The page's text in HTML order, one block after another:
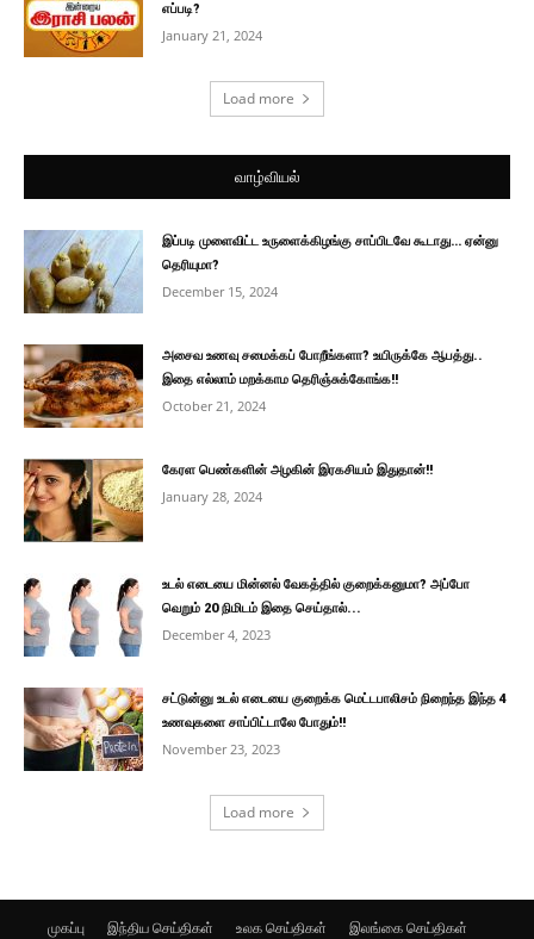
எப்படி?
January 21, 2024
Load more
வாழ்வியல்
இப்படி முளைவிட்ட உருளைக்கிழங்கு சாப்பிடவே கூடாது… ஏன்னு
தெரியுமா?
December 15, 2024
அசைவ உணவு சமைக்கப் போறீங்களா? உயிருக்கே ஆபத்து..
இதை எல்லாம் மறக்காம தெரிஞ்சுக்கோங்க!!
October 21, 2024
கேரள பெண்களின் அழகின் இரகசியம் இதுதான்!!
January 28, 2024
உடல் எடையை மின்னல் வேகத்தில் குறைக்கனுமா? அப்போ
வெறும் 20 நிமிடம் இதை செய்தால்...
December 4, 2023
சட்டுன்னு உடல் எடையை குறைக்க மெட்டபாலிசம் நிறைந்த இந்த 4
உணவுகளை சாப்பிட்டாலே போதும்!!
November 23, 2023
Load more
முகப்பு இந்திய செய்திகள் உலக செய்திகள் இலங்கை செய்திகள்